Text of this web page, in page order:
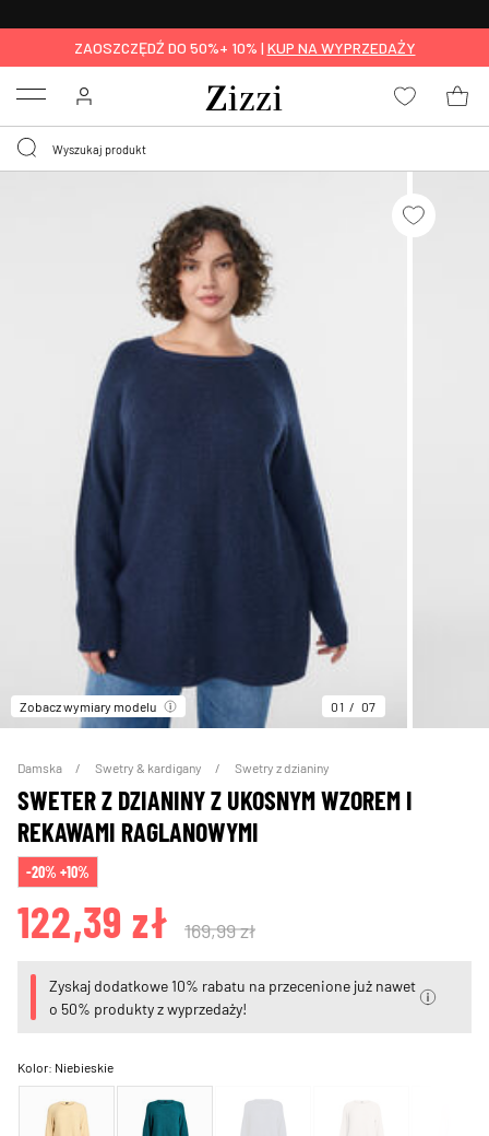
ZAOSZCZĘDŹ DO 50%+ 10% | KUP NA WYPRZEDAŻY
Menu
Zobacz wymiary modelu 01 07
Damska Swetry & kardigany Swetry z dzianiny
SWETER Z DZIANINY Z UKOSNYM WZOREM I
REKAWAMI RAGLANOWYMI
-20% +10%
122,39 zł 169,99 zł
Zyskaj dodatkowe 10% rabatu na przecenione już nawet
o 50% produkty z wyprzedaży!
Kolor: Niebieskie